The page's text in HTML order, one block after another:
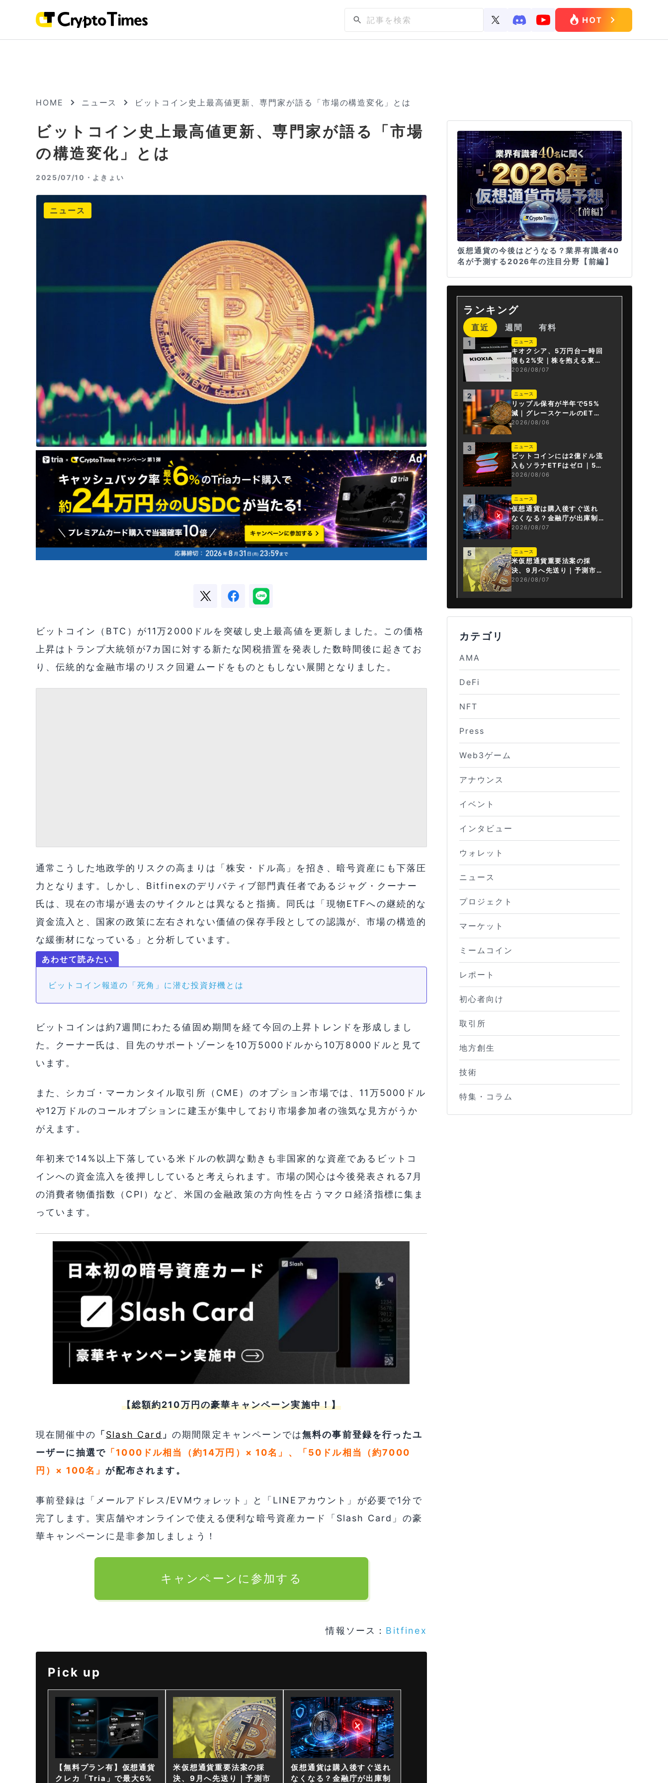
HOME ニュース ビットコイン史上最高値更新、専門家が語る「市場の構造変化」とは
ビットコイン史上最高値更新、専門家が語る「市場
の構造変化」とは
2025/07/10・ よきょい
ニュース
ビットコイン（BTC）が11万2000ドルを突破し史上最高値を更新しました。この価格
上昇はトランプ大統領が7カ国に対する新たな関税措置を発表した数時間後に起きてお
り、伝統的な金融市場のリスク回避ムードをものともしない展開となりました。
通常こうした地政学的リスクの高まりは「株安・ドル高」を招き、暗号資産にも下落圧
力となります。しかし、Bitfinexのデリバティブ部門責任者であるジャグ・クーナー
氏は、現在の市場が過去のサイクルとは異なると指摘。同氏は「現物ETFへの継続的な
資金流入と、国家の政策に左右されない価値の保存手段としての認識が、市場の構造的
な緩衝材になっている」と分析しています。
ビットコイン報道の「死角」に潜む投資好機とは
ビットコインは約7週間にわたる値固め期間を経て今回の上昇トレンドを形成しまし
た。クーナー氏は、目先のサポートゾーンを10万5000ドルから10万8000ドルと見て
います。
また、シカゴ・マーカンタイル取引所（CME）のオプション市場では、11万5000ドル
や12万ドルのコールオプションに建玉が集中しており市場参加者の強気な見方がうか
がえます。
年初来で14%以上下落している米ドルの軟調な動きも非国家的な資産であるビットコ
インへの資金流入を後押ししていると考えられます。市場の関心は今後発表される7月
の消費者物価指数（CPI）など、米国の金融政策の方向性を占うマクロ経済指標に集ま
っています。
【総額約210万円の豪華キャンペーン実施中！】
現在開催中の 「 Slash Card 」 の期間限定キャンペーンでは無料の事前登録を行ったユ
ーザーに抽選で 「1000ドル相当（約14万円）× 10名」、「50ドル相当（約7000
円）× 100名」 が配布されます。
事前登録は「メールアドレス/EVMウォレット」と「LINEアカウント」が必要で1分で
完了します。実店舗やオンラインで使える便利な暗号資産カード「Slash Card」の豪
華キャンペーンに是非参加しましょう！
キャンペーンに参加する
情報ソース： Bitfinex
Pick up
【無料プラン有】仮想通貨
クレカ「Tria」で最大6%
米仮想通貨重要法案の採
決、9月へ先送り｜予測市
仮想通貨は購入後すぐ送れ
なくなる？金融庁が出庫制
仮想通貨の今後はどうなる？業界有識者40
名が予測する2026年の注目分野【前編】
ランキング
直近 週間 有料
1 ニュース
キオクシア、5万円台一時回
復も2%安｜株を抱える東芝
は純利益30倍
2026/08/07
2 ニュース
リップル保有が半年で55%
減｜グレースケールのET
F、純資産1.6億ドル減
2026/08/06
3 ニュース
ビットコインには2億ドル流
入もソラナETFはゼロ｜5営
業日連続で停止
2026/08/06
4 ニュース
仮想通貨は購入後すぐ送れ
なくなる？金融庁が出庫制
限を要請
2026/08/07
5 ニュース
米仮想通貨重要法案の採
決、9月へ先送り｜予測市場
の成立確率は14%に
2026/08/07
カテゴリ
AMA
DeFi
NFT
Press
Web3ゲーム
アナウンス
イベント
インタビュー
ウォレット
ニュース
プロジェクト
マーケット
ミームコイン
レポート
初心者向け
取引所
地方創生
技術
特集・コラム